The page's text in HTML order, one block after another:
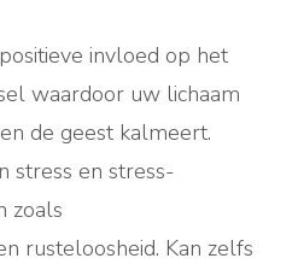
invloed op het
waardoor uw lichaam
de geest kalmeert.
stress en stress-
zoals
rusteloosheid. Kan zelfs